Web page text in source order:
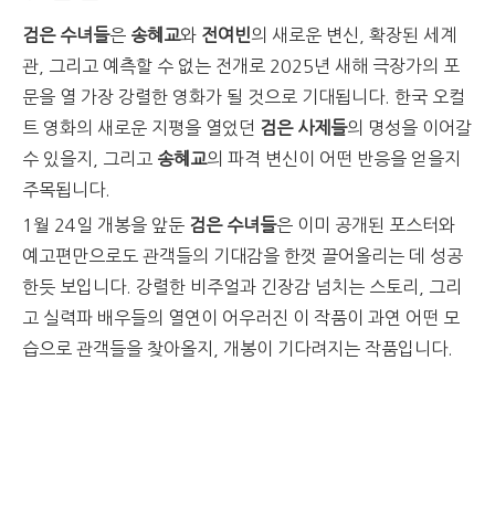
검은 수녀들은 송혜교와 전여빈의 새로운 변신, 확장된 세계
관, 그리고 예측할 수 없는 전개로 2025년 새해 극장가의 포
문을 열 가장 강렬한 영화가 될 것으로 기대됩니다. 한국 오컬
트 영화의 새로운 지평을 열었던 검은 사제들의 명성을 이어갈
수 있을지, 그리고 송혜교의 파격 변신이 어떤 반응을 얻을지
주목됩니다.
1월 24일 개봉을 앞둔 검은 수녀들은 이미 공개된 포스터와
예고편만으로도 관객들의 기대감을 한껏 끌어올리는 데 성공
한듯 보입니다. 강렬한 비주얼과 긴장감 넘치는 스토리, 그리
고 실력파 배우들의 열연이 어우러진 이 작품이 과연 어떤 모
습으로 관객들을 찾아올지, 개봉이 기다려지는 작품입니다.